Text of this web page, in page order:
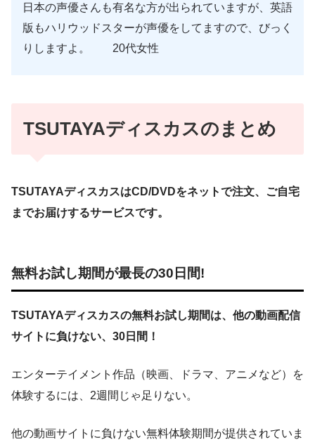
日本の声優さんも有名な方が出られていますが、英語
版もハリウッドスターが声優をしてますので、びっく
りしますよ。 20代女性
TSUTAYAディスカスのまとめ
TSUTAYAディスカスはCD/DVDをネットで注文、ご自宅
までお届けするサービスです。
無料お試し期間が最長の30日間!
TSUTAYAディスカスの無料お試し期間は、他の動画配信
サイトに負けない、30日間！
エンターテイメント作品（映画、ドラマ、アニメなど）を
体験するには、2週間じゃ足りない。
他の動画サイトに負けない無料体験期間が提供されていま